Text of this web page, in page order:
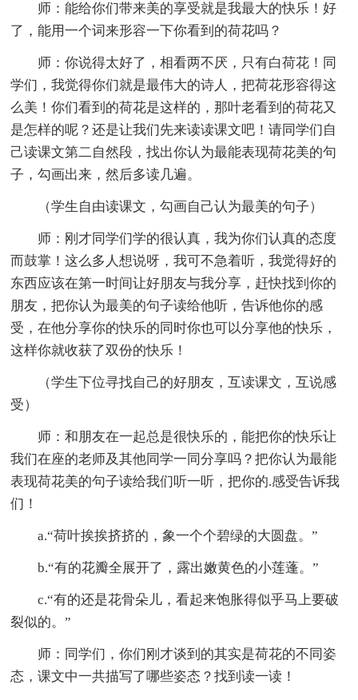
师：能给你们带来美的享受就是我最大的快乐！好
了，能用一个词来形容一下你看到的荷花吗？
师：你说得太好了，相看两不厌，只有白荷花！同
学们，我觉得你们就是最伟大的诗人，把荷花形容得这
么美！你们看到的荷花是这样的，那叶老看到的荷花又
是怎样的呢？还是让我们先来读读课文吧！请同学们自
己读课文第二自然段，找出你认为最能表现荷花美的句
子，勾画出来，然后多读几遍。
（学生自由读课文，勾画自己认为最美的句子）
师：刚才同学们学的很认真，我为你们认真的态度
而鼓掌！这么多人想说呀，我可不急着听，我觉得好的
东西应该在第一时间让好朋友与我分享，赶快找到你的
朋友，把你认为最美的句子读给他听，告诉他你的感
受，在他分享你的快乐的同时你也可以分享他的快乐，
这样你就收获了双份的快乐！
（学生下位寻找自己的好朋友，互读课文，互说感
受）
师：和朋友在一起总是很快乐的，能把你的快乐让
我们在座的老师及其他同学一同分享吗？把你认为最能
表现荷花美的句子读给我们听一听，把你的.感受告诉我
们！
a.“荷叶挨挨挤挤的，象一个个碧绿的大圆盘。”
b.“有的花瓣全展开了，露出嫩黄色的小莲蓬。”
c.“有的还是花骨朵儿，看起来饱胀得似乎马上要破
裂似的。”
师：同学们，你们刚才谈到的其实是荷花的不同姿
态，课文中一共描写了哪些姿态？找到读一读！